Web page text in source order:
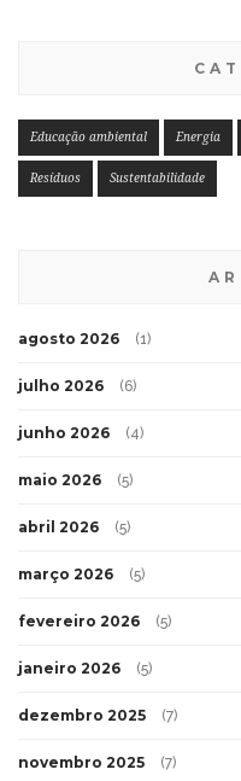
Educação ambiental Energia
Resíduos Sustentabilidade
agosto 2026 (1)
julho 2026 (6)
junho 2026 (4)
maio 2026 (5)
abril 2026 (5)
março 2026 (5)
fevereiro 2026 (5)
janeiro 2026 (5)
dezembro 2025 (7)
novembro 2025 (7)